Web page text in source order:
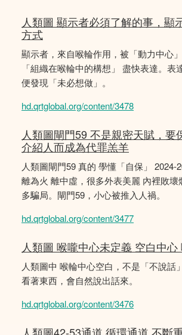
人類圖 顯示者必須了解的事，顯
方式
顯示者，來自喉輪作用，被「動力中心
「組織在喉輪中的構想」 盡快表達。表
便發現「未必想做」。
hd.qrtglobal.org/content/3478
人類圖閘門59 不是親密天賦，要
介紹人而成為代罪羔羊
人類圖閘門59 真的 學懂「自保」 2024-
離為火 離中虛，很多外表美麗 內裡敗壞
多騙局。閘門59，小心被推入人禍。
hd.qrtglobal.org/content/3477
人類圖 喉嚨中心未定義 空白中
人類圖中 喉輪中心空白，不是「不說話
看著東西，會自然說出話來。
hd.qrtglobal.org/content/3476